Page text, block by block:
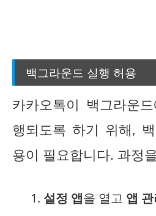
백그라운드 실행 허용
카카오톡이 백그라운
행되도록 하기 위해,
용이 필요합니다. 과정
설정 앱을 열고 앱 관